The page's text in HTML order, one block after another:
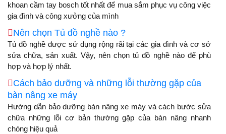
khoan cầm tay bosch tốt nhất để mua sắm phục vụ công việc
gia đình và công xưởng của mình
Nên chọn Tủ đồ nghề nào ?
Tủ đồ nghề được sử dụng rộng rãi tại các gia đình và cơ sở
sửa chữa, sản xuất. Vậy, nên chọn tủ đồ nghề nào để phù
hợp và hợp lý nhất.
Cách bảo dưỡng và những lỗi thường gặp của
bàn nâng xe máy
Hướng dẫn bảo dưỡng bàn nâng xe máy và cách bước sửa
chữa những lỗi cơ bản thường gặp của bàn nâng nhanh
chóng hiệu quả